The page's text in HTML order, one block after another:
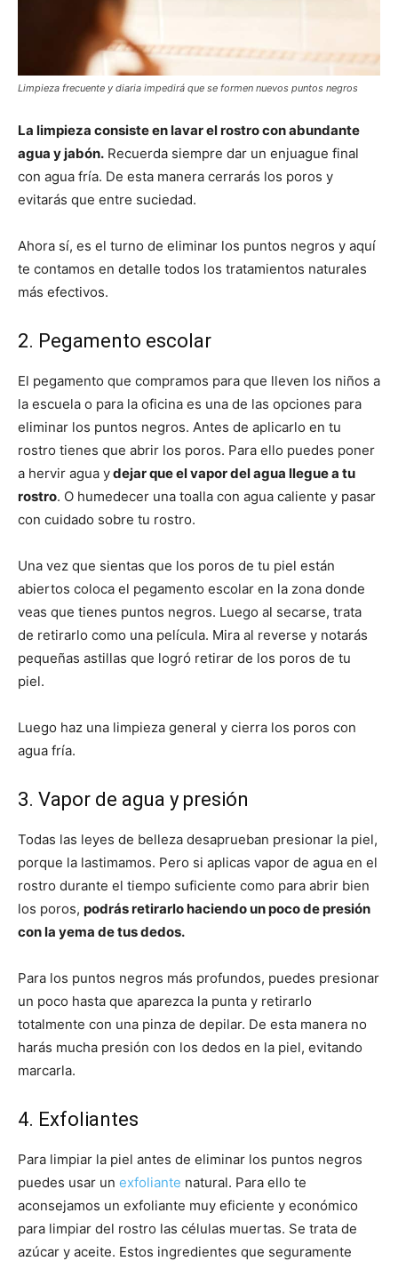
Limpieza frecuente y diaria impedirá que se formen nuevos puntos negros
La limpieza consiste en lavar el rostro con abundante
agua y jabón. Recuerda siempre dar un enjuague final
con agua fría. De esta manera cerrarás los poros y
evitarás que entre suciedad.
Ahora sí, es el turno de eliminar los puntos negros y aquí
te contamos en detalle todos los tratamientos naturales
más efectivos.
2. Pegamento escolar
El pegamento que compramos para que lleven los niños a
la escuela o para la oficina es una de las opciones para
eliminar los puntos negros. Antes de aplicarlo en tu
rostro tienes que abrir los poros. Para ello puedes poner
a hervir agua ydejar que el vapor del agua llegue a tu
rostro. O humedecer una toalla con agua caliente y pasar
con cuidado sobre tu rostro.
Una vez que sientas que los poros de tu piel están
abiertos coloca el pegamento escolar en la zona donde
veas que tienes puntos negros. Luego al secarse, trata
de retirarlo como una película. Mira al reverse y notarás
pequeñas astillas que logró retirar de los poros de tu
piel.
Luego haz una limpieza general y cierra los poros con
agua fría.
3. Vapor de agua y presión
Todas las leyes de belleza desaprueban presionar la piel,
porque la lastimamos. Pero si aplicas vapor de agua en el
rostro durante el tiempo suficiente como para abrir bien
los poros, podrás retirarlo haciendo un poco de presión
con la yema de tus dedos.
Para los puntos negros más profundos, puedes presionar
un poco hasta que aparezca la punta y retirarlo
totalmente con una pinza de depilar. De esta manera no
harás mucha presión con los dedos en la piel, evitando
marcarla.
4. Exfoliantes
Para limpiar la piel antes de eliminar los puntos negros
puedes usar un exfoliante natural. Para ello te
aconsejamos un exfoliante muy eficiente y económico
para limpiar del rostro las células muertas. Se trata de
azúcar y aceite. Estos ingredientes que seguramente